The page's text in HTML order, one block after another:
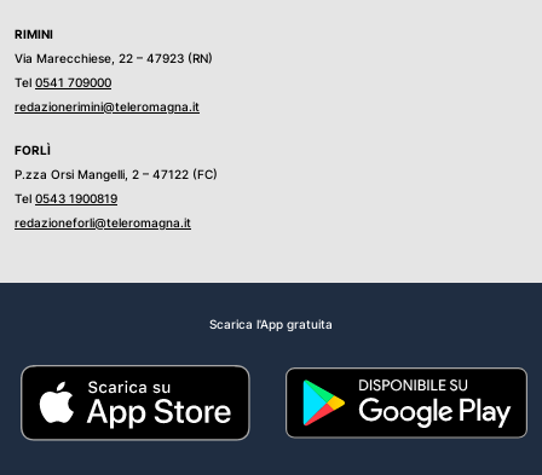
RIMINI
Via Marecchiese, 22 – 47923 (RN)
Tel 0541 709000
redazionerimini@teleromagna.it
FORLÌ
P.zza Orsi Mangelli, 2 – 47122 (FC)
Tel 0543 1900819
redazioneforli@teleromagna.it
Scarica l'App gratuita